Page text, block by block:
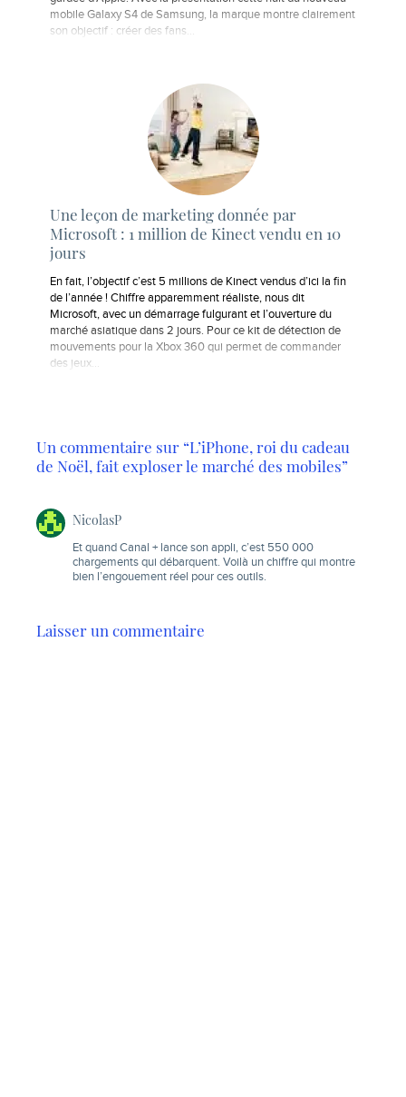
mobile Galaxy S4 de Samsung, la marque montre clairement
son objectif : créer des fans...
Une leçon de marketing donnée par
Microsoft : 1 million de Kinect vendu en 10
jours
En fait, l’objectif c’est 5 millions de Kinect vendus d’ici la fin
de l’année ! Chiffre apparemment réaliste, nous dit
Microsoft, avec un démarrage fulgurant et l’ouverture du
marché asiatique dans 2 jours. Pour ce kit de détection de
mouvements pour la Xbox 360 qui permet de commander
des jeux…
Un commentaire sur “L’iPhone, roi du cadeau
de Noël, fait exploser le marché des mobiles”
NicolasP
Et quand Canal + lance son appli, c’est 550 000
chargements qui débarquent. Voilà un chiffre qui montre
bien l’engouement réel pour ces outils.
Laisser un commentaire